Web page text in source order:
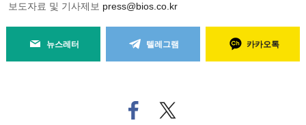
보도자료 및 기사제보 press@bios.co.kr
뉴스레터 텔레그램 카카오톡
페
이
트위
터로